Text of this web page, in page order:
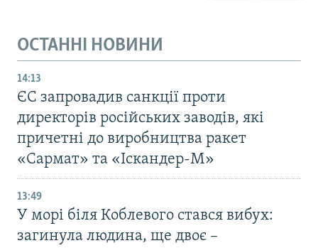
ОСТАННІ НОВИНИ
14:13
ЄС запровадив санкції проти
директорів російських заводів, які
причетні до виробництва ракет
«Сармат» та «Іскандер-М»
13:49
У морі біля Коблевого стався вибух:
загинула людина, ще двоє –